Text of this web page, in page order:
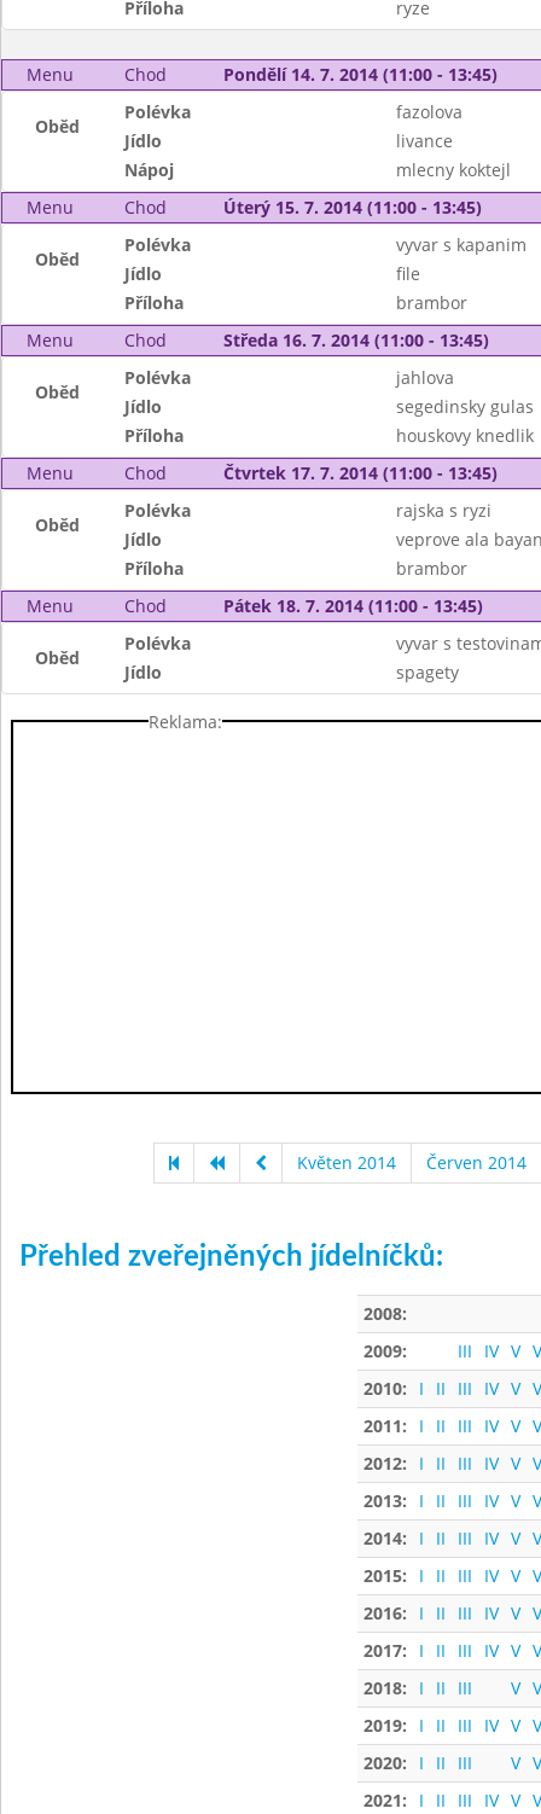
Příloha
ryze
Menu Chod Pondělí 14. 7. 2014 (11:00 - 13:45)
Oběd
Polévka
fazolova
Jídlo
livance
Nápoj
mlecny koktejl
Menu
Chod Úterý 15. 7. 2014 (11:00 - 13:45)
Oběd
Polévka
vyvar s kapanim
Jídlo
file
Příloha
brambor
Menu
Chod Středa 16. 7. 2014 (11:00 - 13:45)
Oběd
Polévka
jahlova
Jídlo
segedinsky gulas
Příloha
houskovy knedlik
Menu
Chod Čtvrtek 17. 7. 2014 (11:00 - 13:45)
Oběd
Polévka
rajska s ryzi
Jídlo
veprove ala
Příloha
brambor
Menu
Chod Pátek 18. 7. 2014 (11:00 - 13:45)
Oběd
Polévka
vyvar s
Jídlo
spagety
Reklama:
Květen 2014 Červen 2014
Přehled zveřejněných jídelníčků:
2008:
2009:
III IV V
2010:
I II III IV V
2011:
I II III IV V
2012:
I II III IV V
2013:
I II III IV V
2014:
I II III IV V
2015:
I II III IV V
2016:
I II III IV V
2017:
I II III IV V
2018:
I II III V
2019:
I II III IV V
2020:
I II III V
2021:
I II III IV V